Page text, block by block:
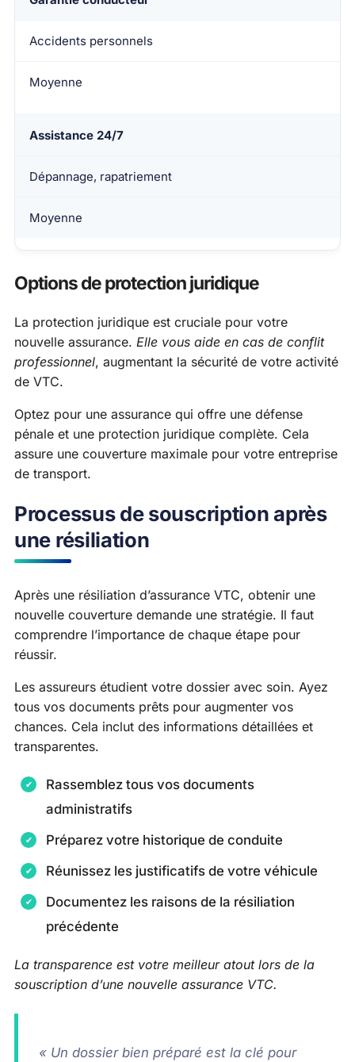
Accidents personnels
Moyenne
Assistance 24/7
Dépannage, rapatriement
Moyenne
Options de protection juridique
La protection juridique est cruciale pour votre
nouvelle assurance. Elle vous aide en cas de conflit
professionnel, augmentant la sécurité de votre activité
de VTC.
Optez pour une assurance qui offre une défense
pénale et une protection juridique complète. Cela
assure une couverture maximale pour votre entreprise
de transport.
Processus de souscription après
une résiliation
Après une résiliation d’assurance VTC, obtenir une
nouvelle couverture demande une stratégie. Il faut
comprendre l’importance de chaque étape pour
réussir.
Les assureurs étudient votre dossier avec soin. Ayez
tous vos documents prêts pour augmenter vos
chances. Cela inclut des informations détaillées et
transparentes.
Rassemblez tous vos documents
administratifs
Préparez votre historique de conduite
Réunissez les justificatifs de votre véhicule
Documentez les raisons de la résiliation
précédente
La transparence est votre meilleur atout lors de la
souscription d’une nouvelle assurance VTC.
« Un dossier bien préparé est la clé pour